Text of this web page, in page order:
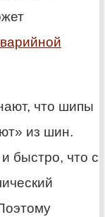
что шипы
из шин.
быстро, что с